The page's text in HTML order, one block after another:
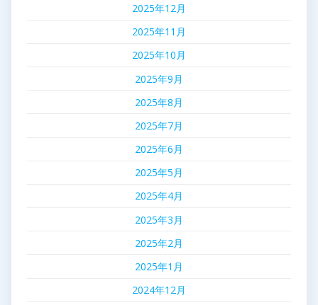
2025年12月
2025年11月
2025年10月
2025年9月
2025年8月
2025年7月
2025年6月
2025年5月
2025年4月
2025年3月
2025年2月
2025年1月
2024年12月